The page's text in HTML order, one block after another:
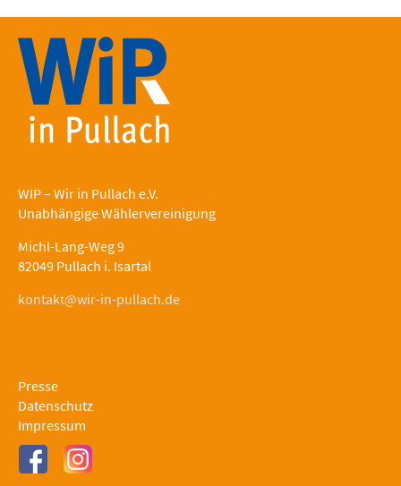
WIP – Wir in Pullach e.V.
Unabhängige Wählervereinigung
Michl-Lang-Weg 9
82049 Pullach i. Isartal
kontakt@wir-in-pullach.de
Presse
Datenschutz
Impressum